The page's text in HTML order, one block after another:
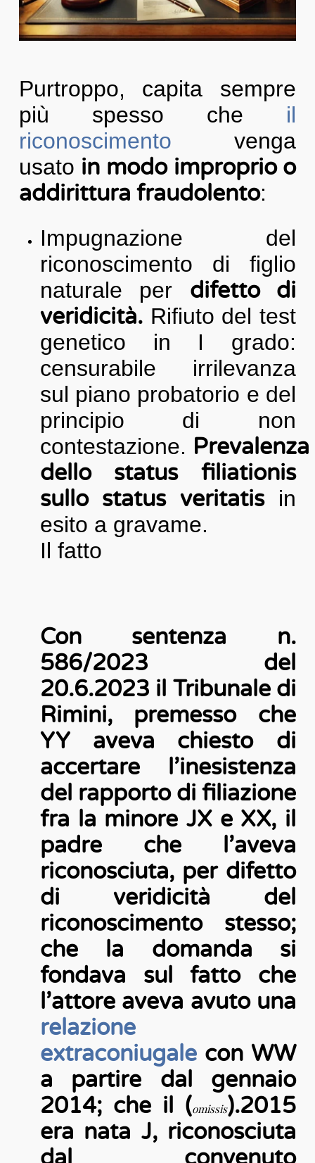
Purtroppo, capita sempre
più spesso che il
riconoscimento venga
usato in modo improprio o
addirittura fraudolento:
Impugnazione del
riconoscimento di figlio
naturale per difetto di
veridicità.Rifiuto del test
genetico in I grado:
censurabile irrilevanza
sul piano probatorio e del
principio di non
contestazione. Prevalenza
dello status filiationis
sullo status veritatisin
esito a gravame.
Il fatto
Con sentenza n.
586/2023 del
20.6.2023 il Tribunale di
Rimini, premesso che
YY aveva chiesto di
accertare l’inesistenza
del rapporto di filiazione
fra la minore JX e XX, il
padre che l’aveva
riconosciuta, per difetto
di veridicità del
riconoscimento stesso;
che la domanda si
fondava sul fatto che
l’attore aveva avuto una
relazione
extraconiugalecon WW
a partire dal gennaio
2014; che il (omissis).2015
era nata J, riconosciuta